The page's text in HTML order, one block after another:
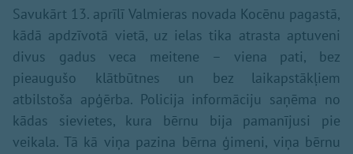
Savukārt 13. aprīlī Valmieras novada Kocēnu pagastā,
kādā apdzīvotā vietā, uz ielas tika atrasta aptuveni
divus gadus veca meitene – viena pati, bez
pieaugušo klātbūtnes un bez laikapstākļiem
atbilstoša apģērba. Policija informāciju saņēma no
kādas sievietes, kura bērnu bija pamanījusi pie
veikala. Tā kā viņa pazina bērna ģimeni, viņa bērnu